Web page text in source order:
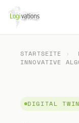
STARTSEITE ›
INNOVATIVE
DIGITAL TWIN